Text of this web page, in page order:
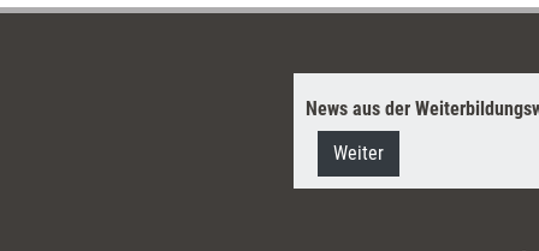
News aus der
Weiter